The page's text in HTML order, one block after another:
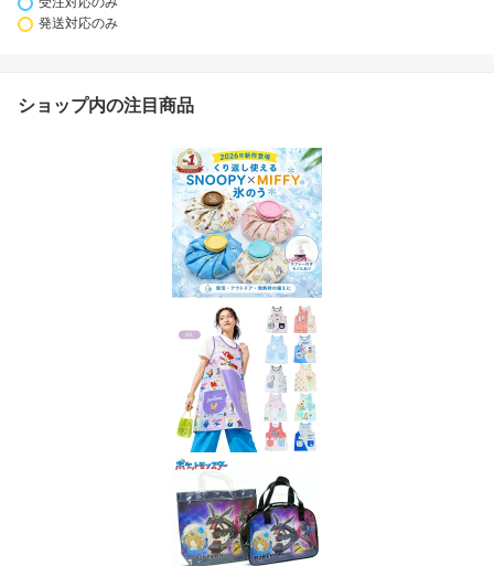
発送対応のみ
ショップ内の注目商品